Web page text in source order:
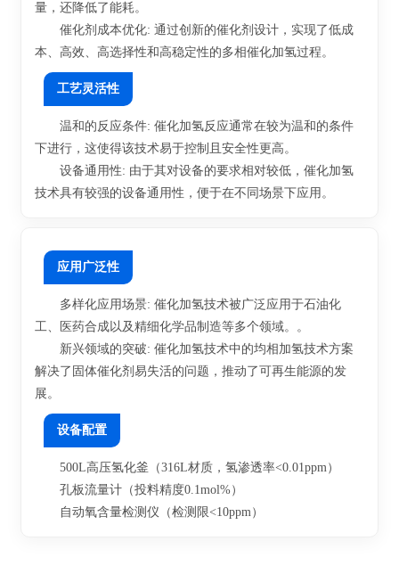
量，还降低了能耗。
催化剂成本优化: 通过创新的催化剂设计，实现了低成
本、高效、高选择性和高稳定性的多相催化加氢过程。
工艺灵活性
温和的反应条件: 催化加氢反应通常在较为温和的条件
下进行，这使得该技术易于控制且安全性更高。
设备通用性: 由于其对设备的要求相对较低，催化加氢
技术具有较强的设备通用性，便于在不同场景下应用。
应用广泛性
多样化应用场景: 催化加氢技术被广泛应用于石油化
工、医药合成以及精细化学品制造等多个领域。。
新兴领域的突破: 催化加氢技术中的均相加氢技术方案
解决了固体催化剂易失活的问题，推动了可再生能源的发
展。
设备配置
500L高压氢化釜（316L材质，氢渗透率<0.01ppm）
孔板流量计（投料精度0.1mol%）
自动氧含量检测仪（检测限<10ppm）